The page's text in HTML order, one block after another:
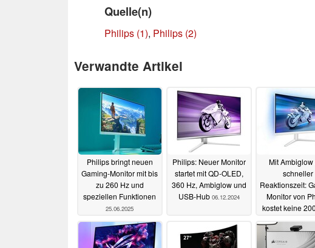
Quelle(n)
Philips (1), Philips (2)
Verwandte Artikel
Philips bringt neuen
Gaming-Monitor mit bis
zu 260 Hz und
speziellen Funktionen
25.06.2025
Philips: Neuer Monitor
startet mit QD-OLED,
360 Hz, Ambiglow und
USB-Hub 06.12.2024
Mit Ambiglow
schneller
Reaktionszeit:
Monitor von
kostet keine
09.10.2024